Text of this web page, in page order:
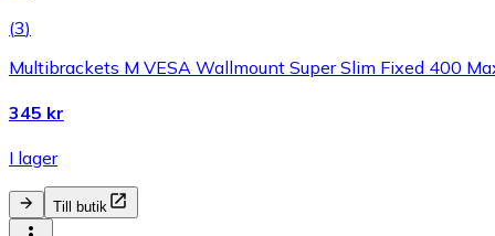
(3)
Multibrackets M VESA Wallmount Super Slim Fixed 400
345 kr
I lager
Till butik